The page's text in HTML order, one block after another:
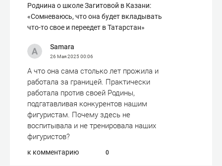
Роднина о школе Загитовой в Казани:
«Сомневаюсь, что она будет вкладывать
что-то свое и переедет в Татарстан»
Samara
26 Мая 202500:06
А что она сама столько лет прожила и
работала за границей. Практически
работала против своей Родины,
подгатавливая конкурентов нашим
фигуристам. Почему здесь не
воспитывала и не тренировала наших
фигуристов?
к комментарию 0